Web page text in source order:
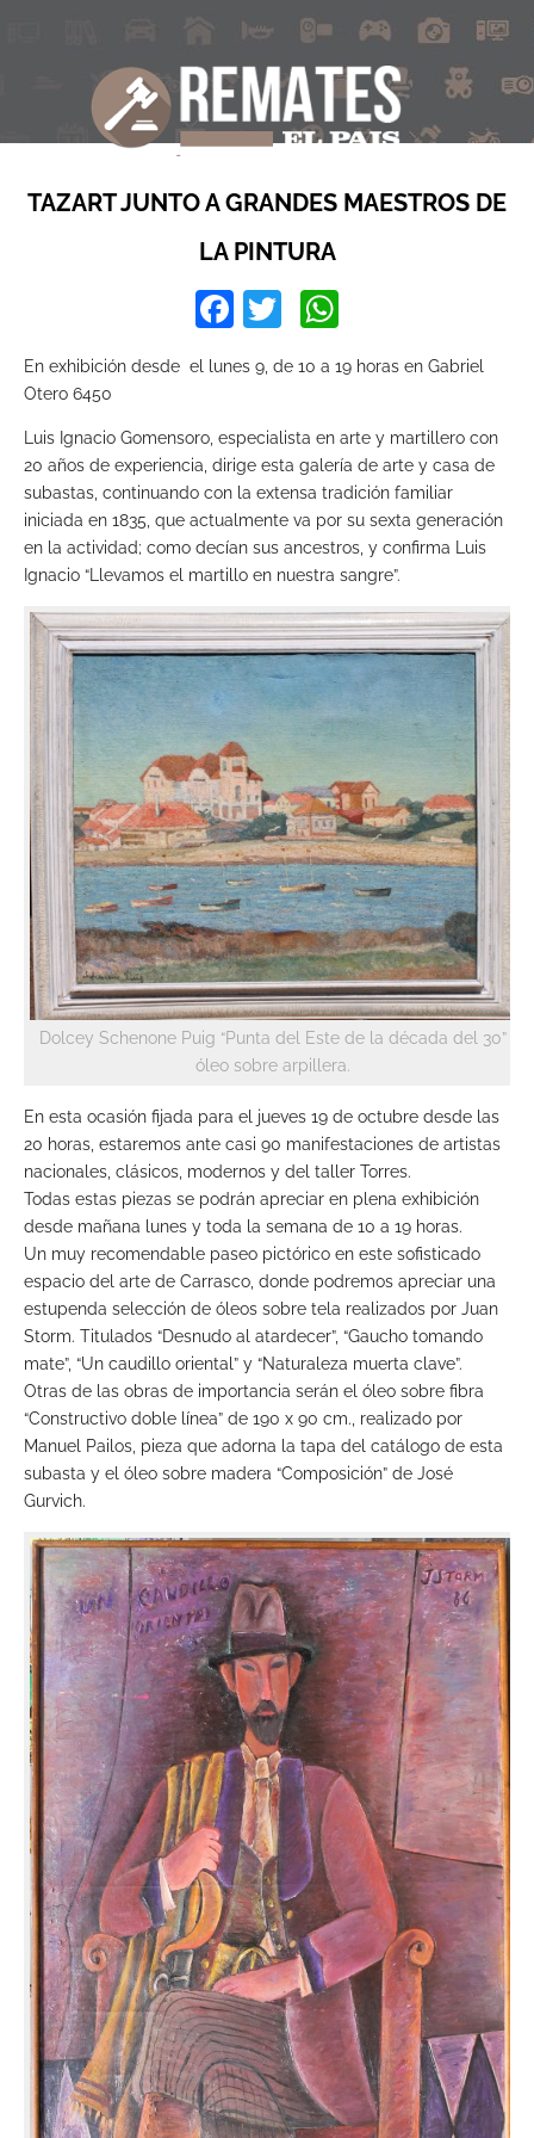
TAZART JUNTO A GRANDES MAESTROS DE
LA PINTURA
Facebook
Twitter
En exhibición desde el lunes 9, de 10 a 19 horas en Gabriel
Otero 6450
Luis Ignacio Gomensoro, especialista en arte y martillero con
20 años de experiencia, dirige esta galería de arte y casa de
subastas, continuando con la extensa tradición familiar
iniciada en 1835, que actualmente va por su sexta generación
en la actividad; como decían sus ancestros, y confirma Luis
Ignacio “Llevamos el martillo en nuestra sangre”.
Dolcey Schenone Puig “Punta del Este de la década del 30”
óleo sobre arpillera.
En esta ocasión fijada para el jueves 19 de octubre desde las
20 horas, estaremos ante casi 90 manifestaciones de artistas
nacionales, clásicos, modernos y del taller Torres.
Todas estas piezas se podrán apreciar en plena exhibición
desde mañana lunes y toda la semana de 10 a 19 horas.
Un muy recomendable paseo pictórico en este sofisticado
espacio del arte de Carrasco, donde podremos apreciar una
estupenda selección de óleos sobre tela realizados por Juan
Storm. Titulados “Desnudo al atardecer”, “Gaucho tomando
mate”, “Un caudillo oriental” y “Naturaleza muerta clave”.
Otras de las obras de importancia serán el óleo sobre fibra
“Constructivo doble línea” de 190 x 90 cm., realizado por
Manuel Pailos, pieza que adorna la tapa del catálogo de esta
subasta y el óleo sobre madera “Composición” de José
Gurvich.